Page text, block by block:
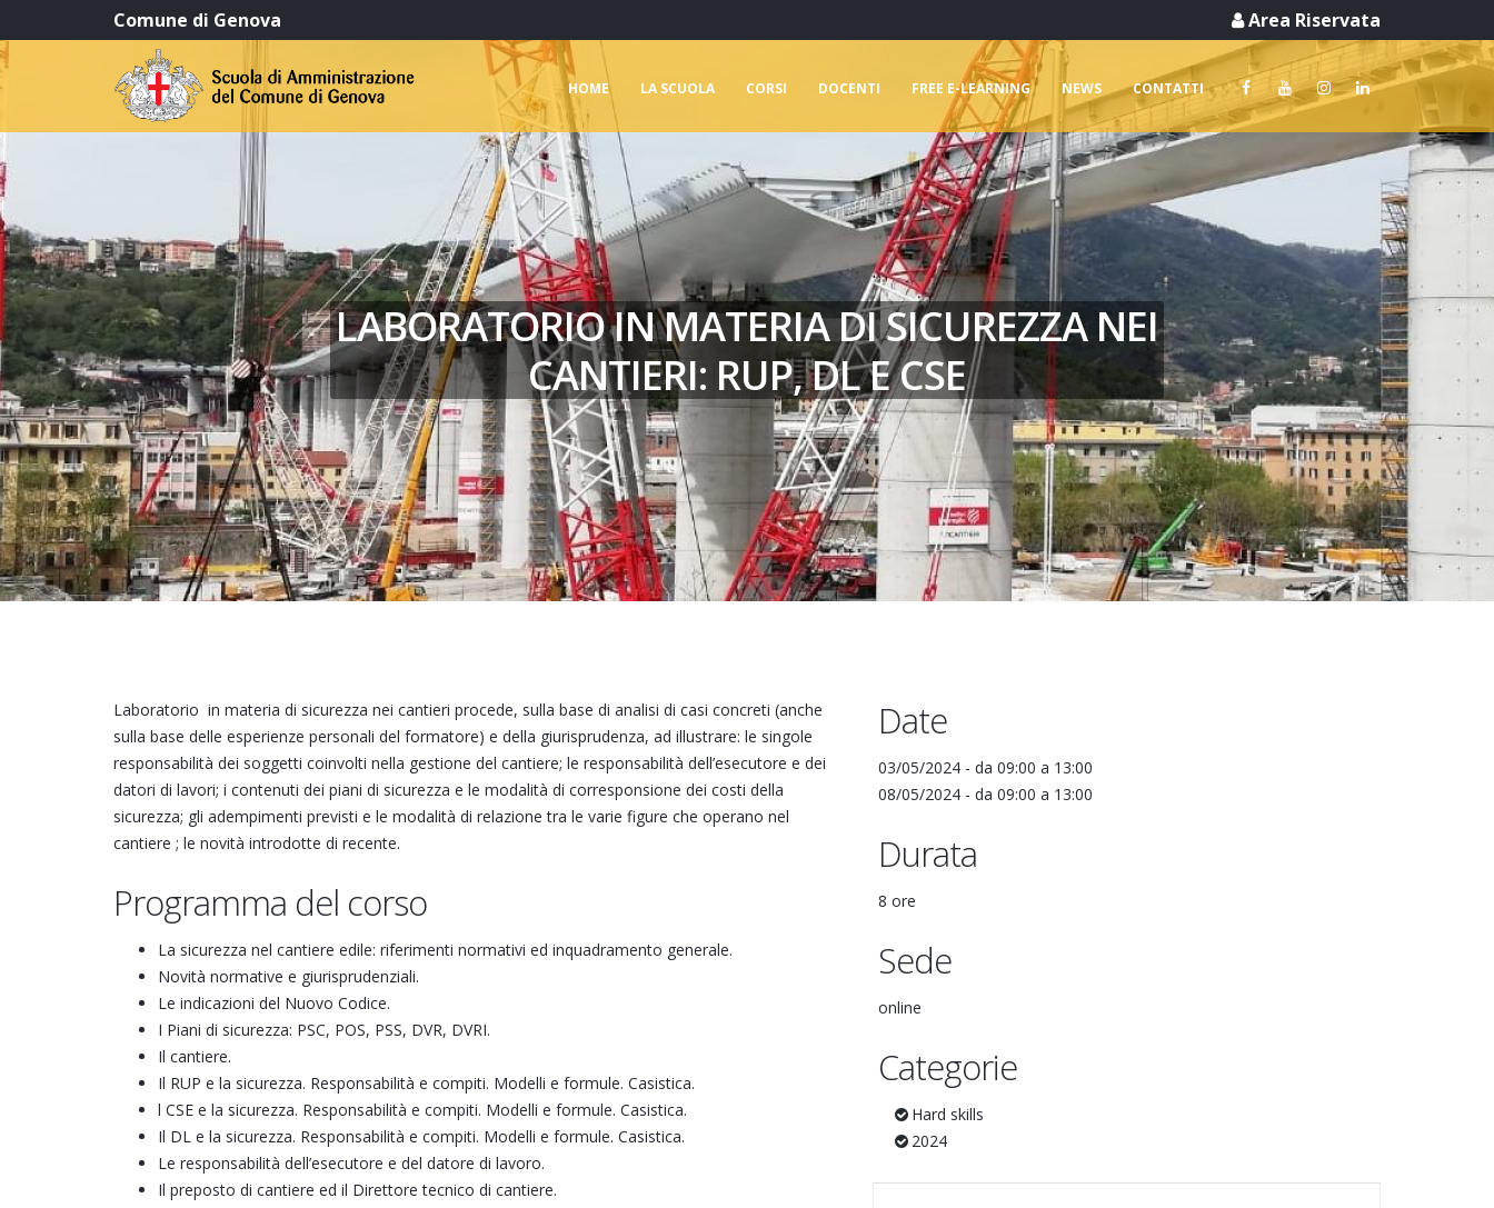
Comune di Genova Area Riservata
HOME LA SCUOLA CORSI DOCENTI FREE E-LEARNING NEWS CONTATTI
LABORATORIO IN MATERIA DI SICUREZZA NEI
CANTIERI: RUP, DL E CSE
Laboratorio in materia di sicurezza nei cantieri procede, sulla base di analisi di casi concreti (anche
sulla base delle esperienze personali del formatore) e della giurisprudenza, ad illustrare: le singole
responsabilità dei soggetti coinvolti nella gestione del cantiere; le responsabilità dell’esecutore e dei
datori di lavori; i contenuti dei piani di sicurezza e le modalità di corresponsione dei costi della
sicurezza; gli adempimenti previsti e le modalità di relazione tra le varie figure che operano nel
cantiere ; le novità introdotte di recente.
Programma del corso
La sicurezza nel cantiere edile: riferimenti normativi ed inquadramento generale.
Novità normative e giurisprudenziali.
Le indicazioni del Nuovo Codice.
I Piani di sicurezza: PSC, POS, PSS, DVR, DVRI.
Il cantiere.
Il RUP e la sicurezza. Responsabilità e compiti. Modelli e formule. Casistica.
l CSE e la sicurezza. Responsabilità e compiti. Modelli e formule. Casistica.
Il DL e la sicurezza. Responsabilità e compiti. Modelli e formule. Casistica.
Le responsabilità dell’esecutore e del datore di lavoro.
Il preposto di cantiere ed il Direttore tecnico di cantiere.
Date
03/05/2024 - da 09:00 a 13:00
08/05/2024 - da 09:00 a 13:00
Durata
8 ore
Sede
online
Categorie
Hard skills
2024